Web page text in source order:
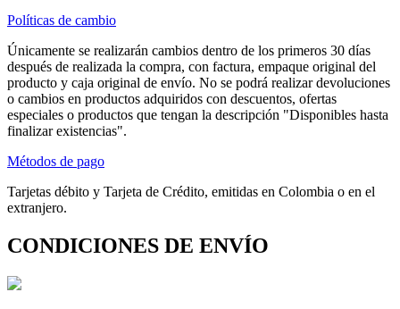
Políticas de cambio
Únicamente se realizarán cambios dentro de los primeros 30 días
después de realizada la compra, con factura, empaque original del
producto y caja original de envío. No se podrá realizar devoluciones
o cambios en productos adquiridos con descuentos, ofertas
especiales o productos que tengan la descripción "Disponibles hasta
finalizar existencias".
Métodos de pago
Tarjetas débito y Tarjeta de Crédito, emitidas en Colombia o en el
extranjero.
CONDICIONES DE ENVÍO